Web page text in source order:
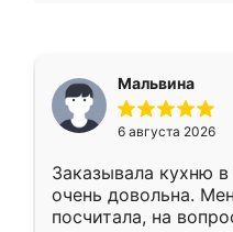
Мальвина
6 августа 2026
Заказывала кухню в
очень довольна.
посчитала, на